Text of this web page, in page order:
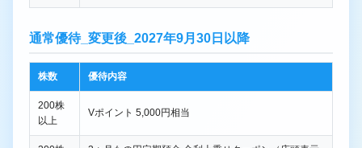
通常優待_変更後_2027年9月30日以降
株数 優待内容
200株
以上
Vポイント 5,000円相当